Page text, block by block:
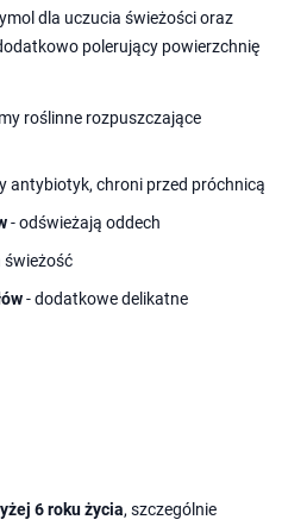
dla uczucia świeżości oraz
polerujący powierzchnię
roślinne rozpuszczające
antybiotyk, chroni przed próchnicą
- odświeżają oddech
świeżość
- dodatkowe delikatne
6 roku życia, szczególnie